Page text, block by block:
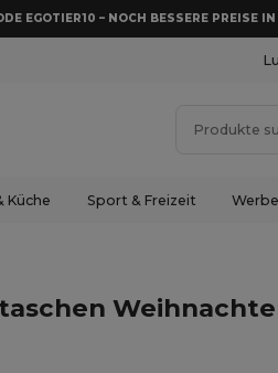
EGOTIER10 – NOCH BESSERE PREISE
Küche Sport & Freizeit